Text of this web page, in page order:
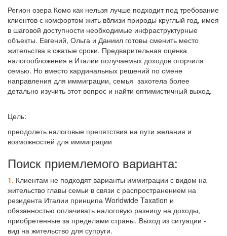
Регион озера Комо как нельзя лучше подходит под требование
клиентов с комфортом жить вблизи природы круглый год, имея
в шаговой доступности необходимые инфраструктурные
объекты. Евгений, Ольга и Даниил готовы сменить место
жительства в сжатые сроки. Предварительная оценка
налогообложения в Италии получаемых доходов огорчила
семью. Но вместо кардинальных решений по смене
направления для иммиграции, семья захотела более
детально изучить этот вопрос и найти оптимистичный выход.
Цель:
преодолеть налоговые препятствия на пути желания и
возможностей для иммиграции
Поиск приемлемого варианта:
1. Клиентам не подходят варианты иммиграции с видом на
жительство главы семьи в связи с распространением на
резидента Италии принципа Worldwide Taxation и
обязанностью оплачивать налоговую разницу на доходы,
приобретенные за пределами страны. Выход из ситуации -
вид на жительство для супруги.